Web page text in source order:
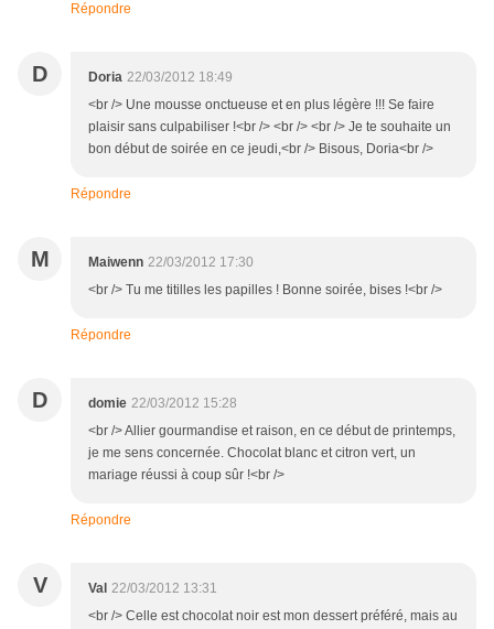
Répondre
D Doria 22/03/2012 18:49
<br /> Une mousse onctueuse et en plus légère !!! Se faire
plaisir sans culpabiliser !<br /> <br /> <br /> Je te souhaite un
bon début de soirée en ce jeudi,<br /> Bisous, Doria<br />
Répondre
M Maiwenn 22/03/2012 17:30
<br /> Tu me titilles les papilles ! Bonne soirée, bises !<br />
Répondre
D domie 22/03/2012 15:28
<br /> Allier gourmandise et raison, en ce début de printemps,
je me sens concernée. Chocolat blanc et citron vert, un
mariage réussi à coup sûr !<br />
Répondre
V Val 22/03/2012 13:31
<br /> Celle est chocolat noir est mon dessert préféré, mais au